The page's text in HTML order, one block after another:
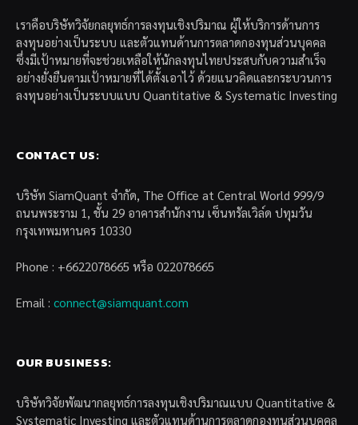
เราคือบริษัทวิจัยกลยุทธ์การลงทุนเชิงปริมาณ ผู้ให้บริการด้านการ
ลงทุนอย่างเป็นระบบ และตัวแทนด้านการตลาดกองทุนส่วนบุคคล
ซึ่งมีเป้าหมายที่จะช่วยเหลือให้นักลงทุนไทยประสบกับความสำเร็จ
อย่างยั่งยืนตามเป้าหมายที่ได้ตั้งเอาไว้ ด้วยแนวคิดและกระบวนการ
ลงทุนอย่างเป็นระบบแบบ Quantitative & Systematic Investing
CONTACT US:
บริษัท SiamQuant จำกัด, The Office at Central World 999/9
ถนนพระราม 1, ชั้น 29 อาคารสำนักงาน เซ็นทรัลเวิล์ด ปทุมวัน
กรุงเทพมหานคร 10330
Phone : +6622078665 หรือ 022078665
Email : connect@siamquant.com
OUR BUSINESS:
บริษัทวิจัยพัฒนากลยุทธ์การลงทุนเชิงปริมาณแบบ Quantitative &
Systematic Investing และตัวแทนด้านการตลาดกองทุนส่วนบุคคล